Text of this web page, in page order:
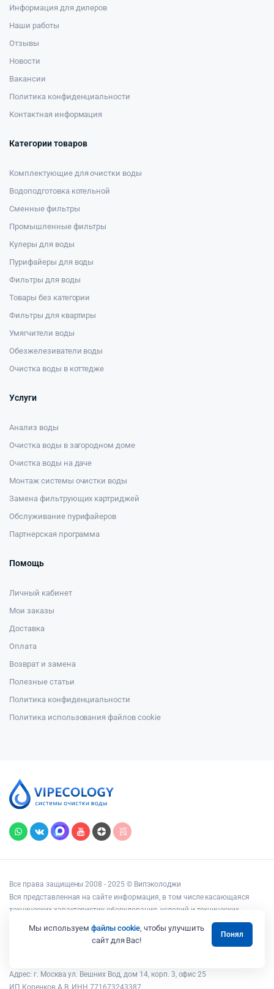
Информация для дилеров
Наши работы
Отзывы
Новости
Вакансии
Политика конфиденциальности
Контактная информация
Категории товаров
Комплектующие для очистки воды
Водоподготовка котельной
Сменные фильтры
Промышленные фильтры
Кулеры для воды
Пурифайеры для воды
Фильтры для воды
Товары без категории
Фильтры для квартиры
Умягчители воды
Обезжелезиватели воды
Очистка воды в коттедже
Услуги
Анализ воды
Очистка воды в загородном доме
Очистка воды на даче
Монтаж системы очистки воды
Замена фильтрующих картриджей
Обслуживание пурифайеров
Партнерская программа
Помощь
Личный кабинет
Мои заказы
Доставка
Оплата
Возврат и замена
Полезные статьи
Политика конфиденциальности
Политика использования файлов cookie
Все права защищены 2008 - 2025 © Випэколоджи
Вся представленная на сайте информация, в том числе касающаяся
технических характеристик оборудования, условий и технических
возможностей подключения, наличия на складе, стоимости товаров и
услуг, носит информационный характер и ни при каких условиях не
является публичной офертой, определяемой положениями статьи 437
Адрес: г. Москва ул. Вешних Вод, дом 14, корп. 3, офис 25
Мы используем файлы cookie, чтобы улучшить
сайт для Вас!
Понял